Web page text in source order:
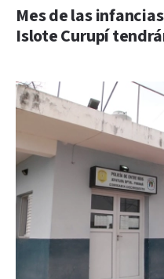
Mes de las
Islote Curupí